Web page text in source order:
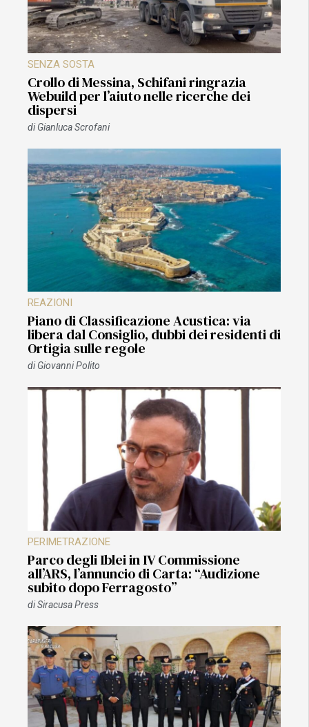
SENZA SOSTA
Crollo di Messina, Schifani ringrazia
Webuild per l’aiuto nelle ricerche dei
dispersi
diGianluca Scrofani
REAZIONI
Piano di Classificazione Acustica: via
libera dal Consiglio, dubbi dei residenti di
Ortigia sulle regole
diGiovanni Polito
PERIMETRAZIONE
Parco degli Iblei in IV Commissione
all’ARS, l’annuncio di Carta: “Audizione
subito dopo Ferragosto”
diSiracusa Press